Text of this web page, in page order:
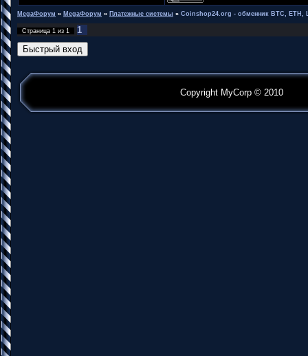
MegaФорум » MegaФорум » Платежные системы » Coinshop24.org - обменник BTC, ETH,
Страница 1 из 1 1
Copyright MyCorp © 2010